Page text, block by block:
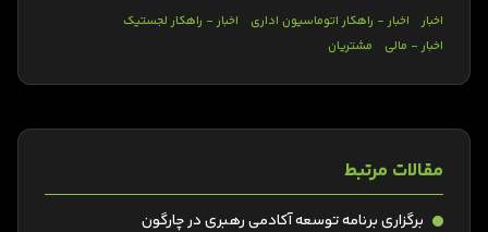
اخبار اخبار - راهکار اتوماسیون اداری
اخبار - راهکار لجستیک
اخبار - مالی
مشتریان
مقالات مرتبط
برگزاری برنامه توسعه آکادمی رهبری در چارگون